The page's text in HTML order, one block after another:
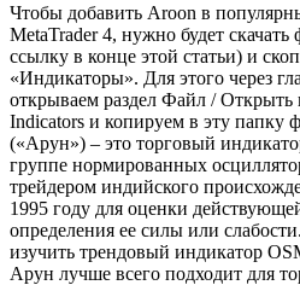
Чтобы добавить Aroon в
MetaTrader 4, нужно будет
ссылку в конце этой статьи) и
«Индикаторы». Для этого через
открываем раздел Файл /
Indicators и копируем в эту папку
(«Арун») – это торговый
группе нормированных
трейдером индийского
1995 году для оценки
определения ее силы или
изучить трендовый индикатор
Арун лучше всего подходит для